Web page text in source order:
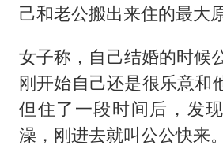
己和老公搬出来住的最大原
女子称，自己结婚的时候
刚开始自己还是很乐意和
但住了一段时间后，发
澡，刚进去就叫公公快来。